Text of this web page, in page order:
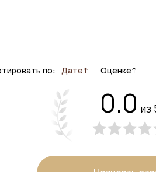
по: Дате↑ Оценке↑
0.0 из